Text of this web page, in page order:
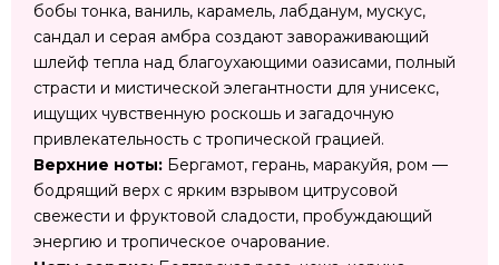
бобы тонка, ваниль, карамель, лабданум, мускус,
сандал и серая амбра создают завораживающий
шлейф тепла над благоухающими оазисами, полный
страсти и мистической элегантности для унисекс,
ищущих чувственную роскошь и загадочную
привлекательность с тропической грацией.
Верхние ноты: Бергамот, герань, маракуйя, ром —
бодрящий верх с ярким взрывом цитрусовой
свежести и фруктовой сладости, пробуждающий
энергию и тропическое очарование.